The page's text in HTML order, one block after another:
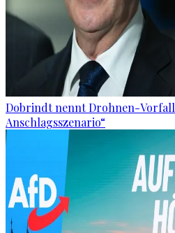
Dobrindt nennt Drohnen-
Anschlagsszenario“